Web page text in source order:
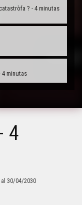
? - 4 minutas
4 minutas
4
30/04/2030